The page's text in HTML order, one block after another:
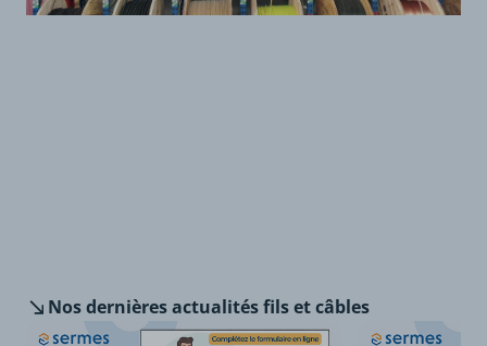
Nos dernièresactualités fils et câbles